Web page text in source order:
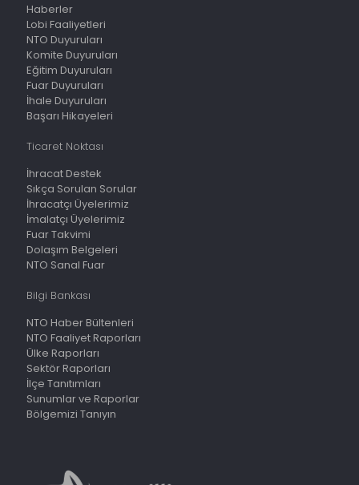
Haberler
Lobi Faaliyetleri
NTO Duyuruları
Komite Duyuruları
Eğitim Duyuruları
Fuar Duyuruları
İhale Duyuruları
Başarı Hikayeleri
Ticaret Noktası
İhracat Destek
Sıkça Sorulan Sorular
İhracatçı Üyelerimiz
İmalatçı Üyelerimiz
Fuar Takvimi
Dolaşım Belgeleri
NTO Sanal Fuar
Bilgi Bankası
NTO Haber Bültenleri
NTO Faaliyet Raporları
Ülke Raporları
Sektör Raporları
İlçe Tanıtımları
Sunumlar ve Raporlar
Bölgemizi Tanıyın